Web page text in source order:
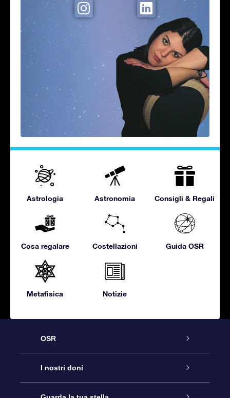
Astrologia Astronomia Consigli & Regali
Cosa regalare Costellazioni Guida OSR
Metafisica Notizie
OSR
Assistenza
Contattaci
I nostri doni